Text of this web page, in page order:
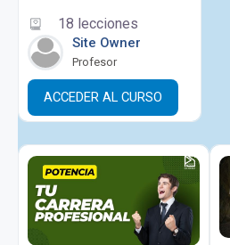
18 lecciones
Site Owner
Profesor
ACCEDER AL CURSO